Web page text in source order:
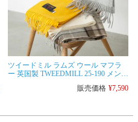
ツイードミル ラムズ ウール マフラ
ー 英国製 TWEEDMILL 25-190 メンズ
販売価格 ¥7,590